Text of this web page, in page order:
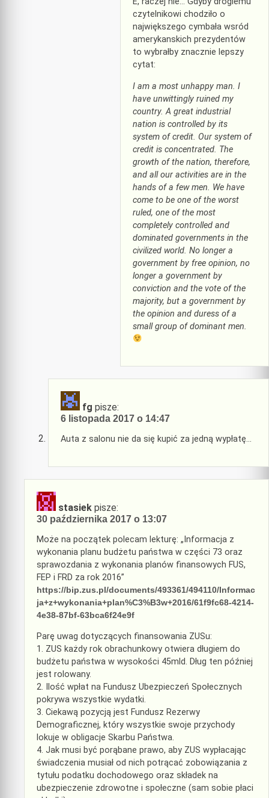
czytelnikowi chodziło o
największego cymbała wsród
amerykanskich prezydentów
to wybrałby znacznie lepszy
cytat:
I am a most unhappy man. I
have unwittingly ruined my
country. A great industrial
nation is controlled by its
system of credit. Our system of
credit is concentrated. The
growth of the nation, therefore,
and all our activities are in the
hands of a few men. We have
come to be one of the worst
ruled, one of the most
completely controlled and
dominated governments in the
civilized world. No longer a
government by free opinion, no
longer a government by
conviction and the vote of the
majority, but a government by
the opinion and duress of a
small group of dominant men.
fg pisze:
6 listopada 2017 o 14:47
Auta z salonu nie da się kupić za jedną wypłatę…
stasiek pisze:
30 października 2017 o 13:07
Może na początek polecam lekturę: „Informacja z
wykonania planu budżetu państwa w części 73 oraz
sprawozdania z wykonania planów finansowych FUS,
FEP i FRD za rok 2016”
https://bip.zus.pl/documents/493361/494110/Informac
ja+z+wykonania+plan%C3%B3w+2016/61f9fc68-4214-
4e38-87bf-63bca6f24e9f
Parę uwag dotyczących finansowania ZUSu:
1. ZUS każdy rok obrachunkowy otwiera długiem do
budżetu państwa w wysokości 45mld. Dług ten później
jest rolowany.
2. Ilość wpłat na Fundusz Ubezpieczeń Społecznych
pokrywa wszystkie wydatki.
3. Ciekawą pozycją jest Fundusz Rezerwy
Demograficznej, który wszystkie swoje przychody
lokuje w obligacje Skarbu Państwa.
4. Jak musi być porąbane prawo, aby ZUS wypłacając
świadczenia musiał od nich potrącać zobowiązania z
tytułu podatku dochodowego oraz składek na
ubezpieczenie zdrowotne i społeczne (sam sobie płaci